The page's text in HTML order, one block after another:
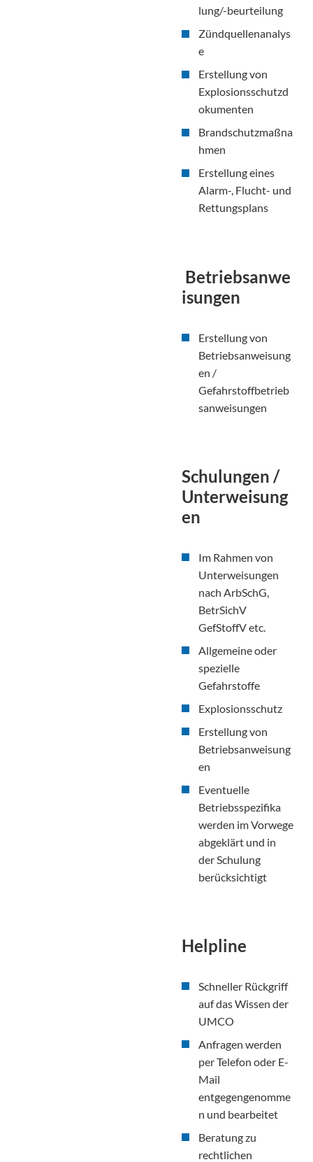
lung/-beurteilung
Zündquellenanalys
e
Erstellung von
Explosionsschutzd
okumenten
Brandschutzmaßna
hmen
Erstellung eines
Alarm-, Flucht- und
Rettungsplans
Betriebsanwe
isungen
Erstellung von
Betriebsanweisung
en /
Gefahrstoffbetrieb
sanweisungen
Schulungen /
Unterweisung
en
Im Rahmen von
Unterweisungen
nach ArbSchG,
BetrSichV
GefStoffV etc.
Allgemeine oder
spezielle
Gefahrstoffe
Explosionsschutz
Erstellung von
Betriebsanweisung
en
Eventuelle
Betriebsspezifika
werden im Vorwege
abgeklärt und in
der Schulung
berücksichtigt
Helpline
Schneller Rückgriff
auf das Wissen der
UMCO
Anfragen werden
per Telefon oder E-
Mail
entgegengenomme
n und bearbeitet
Beratung zu
rechtlichen